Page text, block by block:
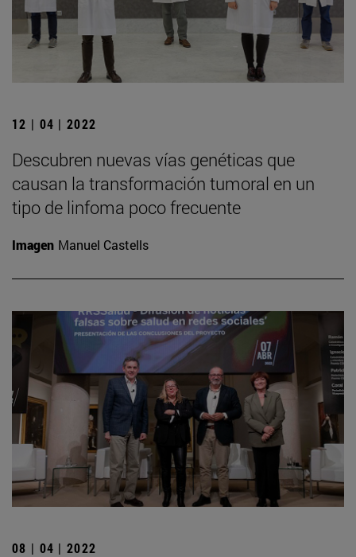
12 | 04 | 2022
Descubren nuevas vías genéticas que
causan la transformación tumoral en un
tipo de linfoma poco frecuente
Imagen Manuel Castells
08 | 04 | 2022